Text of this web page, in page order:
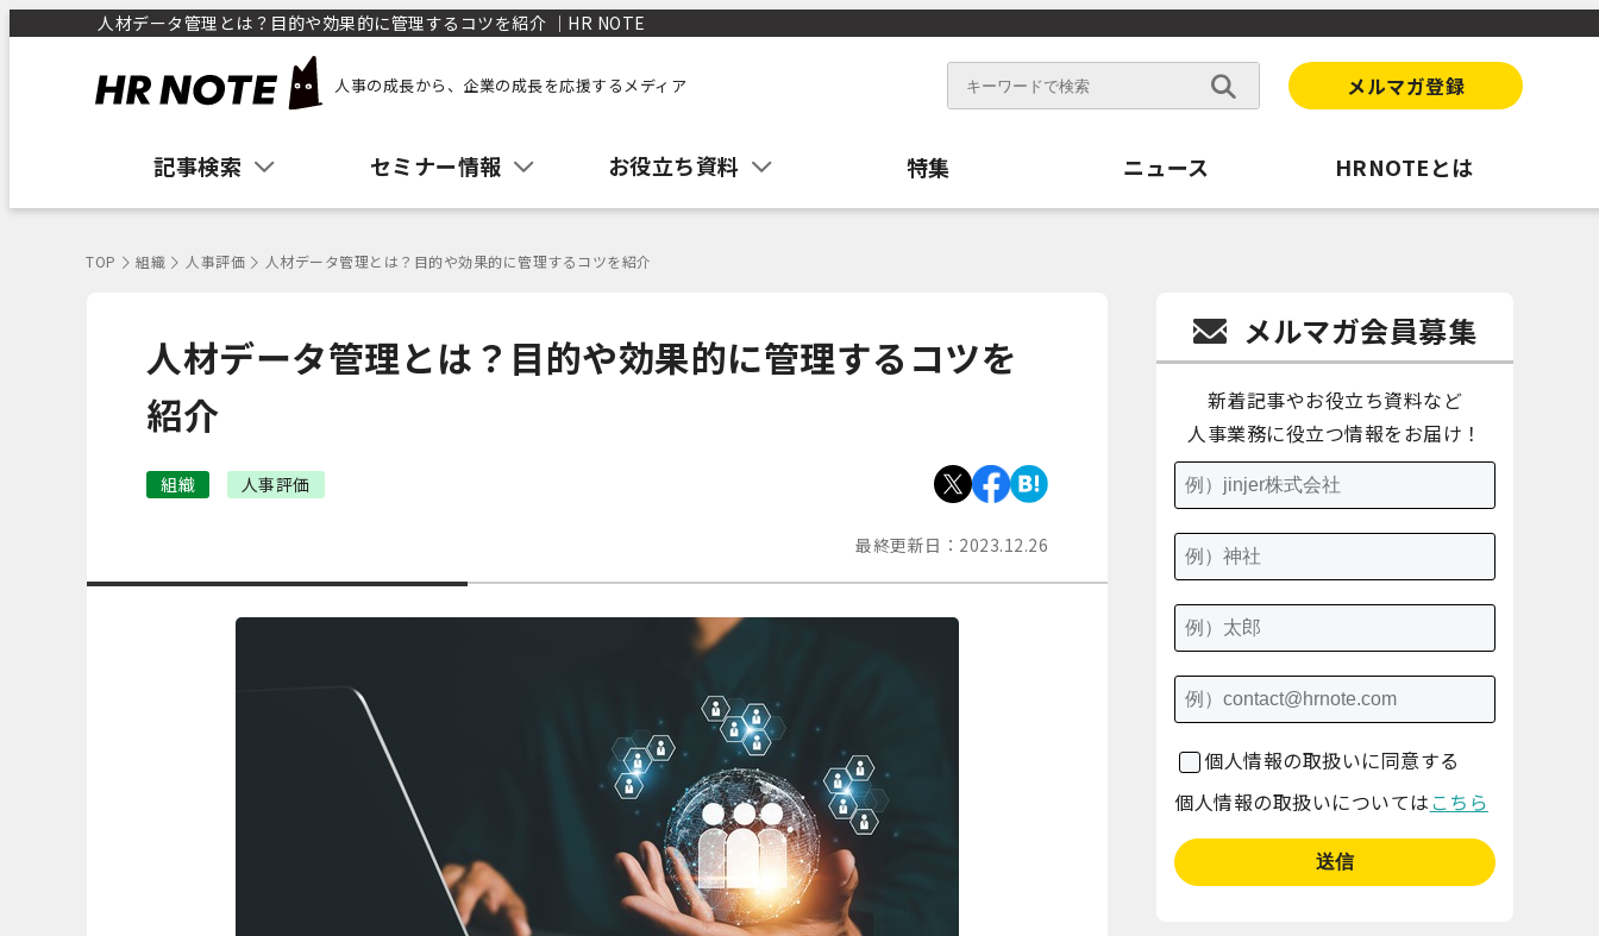
人材データ管理とは？目的や効果的に管理するコツを紹介 ｜HR NOTE
人事の成長から、企業の成長を応援するメディア メルマガ登録
記事検索 セミナー情報 お役立ち資料 特集 ニュース HRNOTEとは
TOP 組織 人事評価 人材データ管理とは？目的や効果的に管理するコツを紹介
人材データ管理とは？目的や効果的に管理するコツを
紹介
組織 人事評価
最終更新日： 2023.12.26
メルマガ会員募集
新着記事やお役立ち資料など
人事業務に役立つ情報をお届け！
個人情報の取扱いに同意する
個人情報の取扱いについては こちら